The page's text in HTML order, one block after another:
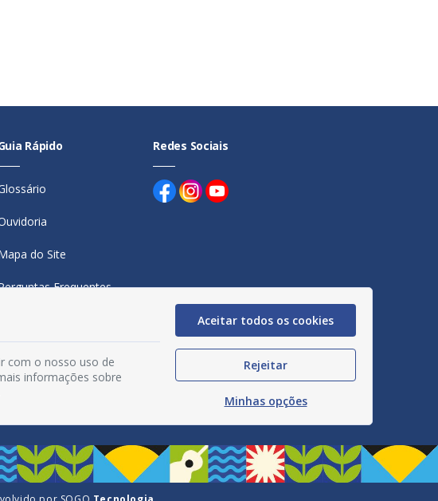
Rápido
do Site
Frequentes
Interno
Redes Sociais
com o nosso uso de
informações sobre
Aceitar todos os cookies
Rejeitar
Minhas opções